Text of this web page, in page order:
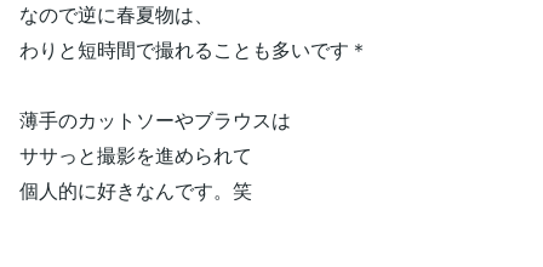
なので逆に春夏物は、
わりと短時間で撮れることも多いです＊
薄手のカットソーやブラウスは
ササっと撮影を進められて
個人的に好きなんです。笑